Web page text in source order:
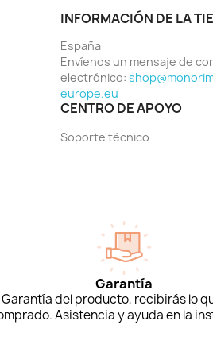
INFORMACIÓN DE LA
España
Envíenos un mensaje de
electrónico:
europe.eu
CENTRO DE APOYO
Soporte técnico
Garantía
Garantía del producto, recibirás lo
Asistencia y ayuda en la